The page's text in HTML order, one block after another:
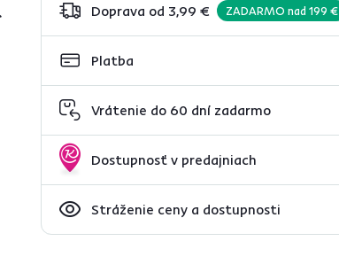
Doprava od 3,99 € ZADARMO nad 199 €
Platba
Vrátenie do 60 dní zadarmo
Dostupnosť v predajniach
Stráženie ceny a dostupnosti